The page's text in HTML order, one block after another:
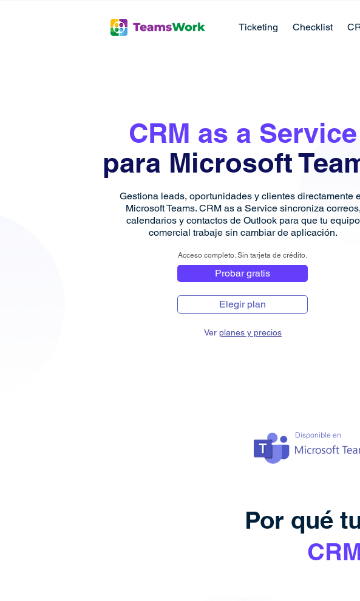
Ticketing Checklist
CRM as a ​Service
para Microsoft
Gestiona leads, oportunidades y clientes directamente
Microsoft Teams. CRM as a Service sincroniza correos,
calendarios y contactos de Outlook para que tu equipo
comercial trabaje sin cambiar de aplicación.
Acceso completo. Sin tarjeta de crédito.
Probar gratis
Elegir plan
Ver planes y precios
Disponible en
Por qué